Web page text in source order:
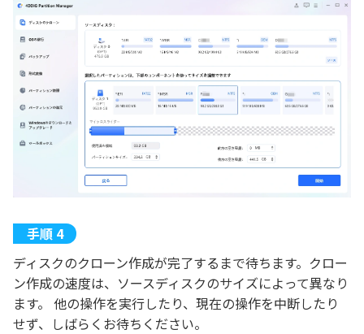
ディスクのクローン作成が完了するまで待ちます。クロー
ン作成の速度は、ソースディスクのサイズによって異なり
ます。 他の操作を実行したり、現在の操作を中断したり
せず、しばらくお待ちください。